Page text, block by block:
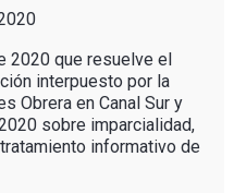
2020 que resuelve el
interpuesto por la
Obrera en Canal Sur y
sobre imparcialidad,
informativo de